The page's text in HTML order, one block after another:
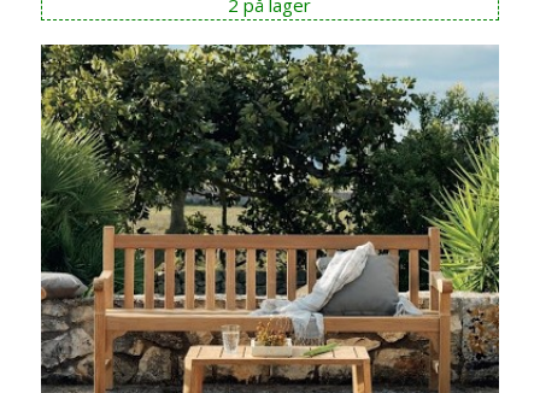
var:
kr 15.990,00.
er:
kr 12.790,00.
2 på lager